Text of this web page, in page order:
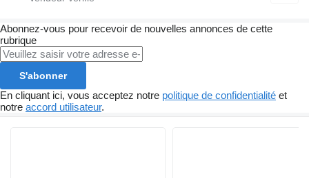
Abonnez-vous pour recevoir de nouvelles annonces de cette
rubrique
S'abonner
En cliquant ici, vous acceptez notre politique de confidentialité et
notre accord utilisateur.